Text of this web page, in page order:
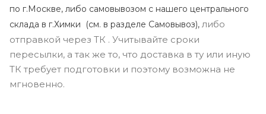
по г.Москве, либо самовывозом с нашего центрального
склада в г.Химки (см. в разделе Самовывоз), либо
отправкой через ТК . Учитывайте сроки
пересылки, а так же то, что доставка в ту или иную
ТК требует подготовки и поэтому возможна не
мгновенно.